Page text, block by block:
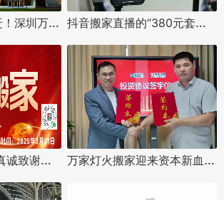
实力赋能教育搬迁！深圳万家灯火搬迁圆满完成天津大学佐治亚理工深圳学院搬迁项目 抖音搬家直播的“380元套餐”背后，藏着多少搬家人的血泪陷阱？
万家灯火15周年,真诚致谢用户，免费搬家-会员合伙人计划正式启动 万家灯火搬家迎来资本新血液，早期叮咚买菜投资者领投，专业搬家领域竞争力分析